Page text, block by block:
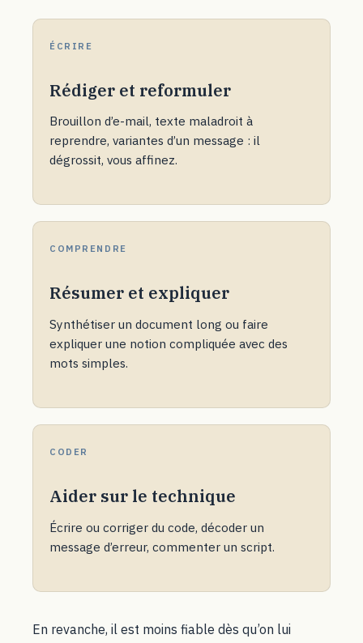
ÉCRIRE
Rédiger et reformuler
Brouillon d’e-mail, texte maladroit à
reprendre, variantes d’un message : il
dégrossit, vous affinez.
COMPRENDRE
Résumer et expliquer
Synthétiser un document long ou faire
expliquer une notion compliquée avec des
mots simples.
CODER
Aider sur le technique
Écrire ou corriger du code, décoder un
message d’erreur, commenter un script.
En revanche, il est moins fiable dès qu’on lui